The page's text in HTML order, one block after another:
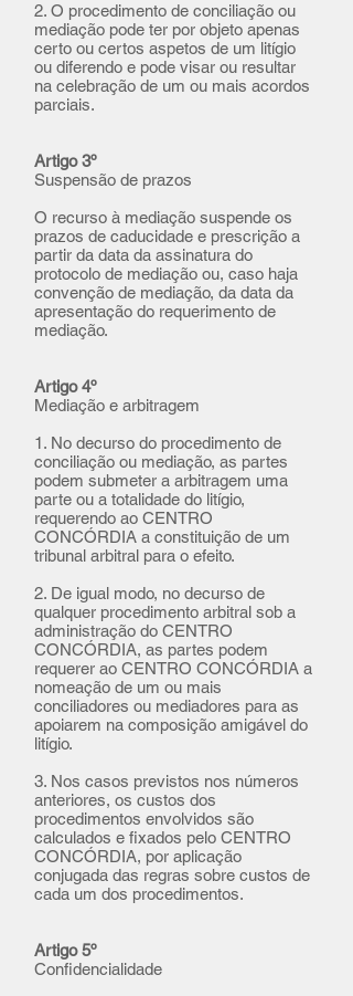
2. O procedimento de conciliação ou
mediação pode ter por objeto apenas
certo ou certos aspetos de um litígio
ou diferendo e pode visar ou resultar
na celebração de um ou mais acordos
parciais.
Artigo 3º
Suspensão de prazos
O recurso à mediação suspende os
prazos de caducidade e prescrição a
partir da data da assinatura do
protocolo de mediação ou, caso haja
convenção de mediação, da data da
apresentação do requerimento de
mediação.
Artigo 4º
Mediação e arbitragem
1. No decurso do procedimento de
conciliação ou mediação, as partes
podem submeter a arbitragem uma
parte ou a totalidade do litígio,
requerendo ao CENTRO
CONCÓRDIA a constituição de um
tribunal arbitral para o efeito.
2. De igual modo, no decurso de
qualquer procedimento arbitral sob a
administração do CENTRO
CONCÓRDIA, as partes podem
requerer ao CENTRO CONCÓRDIA a
nomeação de um ou mais
conciliadores ou mediadores para as
apoiarem na composição amigável do
litígio.
3. Nos casos previstos nos números
anteriores, os custos dos
procedimentos envolvidos são
calculados e fixados pelo CENTRO
CONCÓRDIA, por aplicação
conjugada das regras sobre custos de
cada um dos procedimentos.
Artigo 5º
Confidencialidade